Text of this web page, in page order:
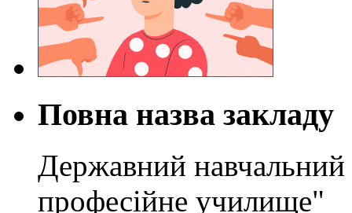
Повна назва закладу
Державний навчальний
професійне училище"